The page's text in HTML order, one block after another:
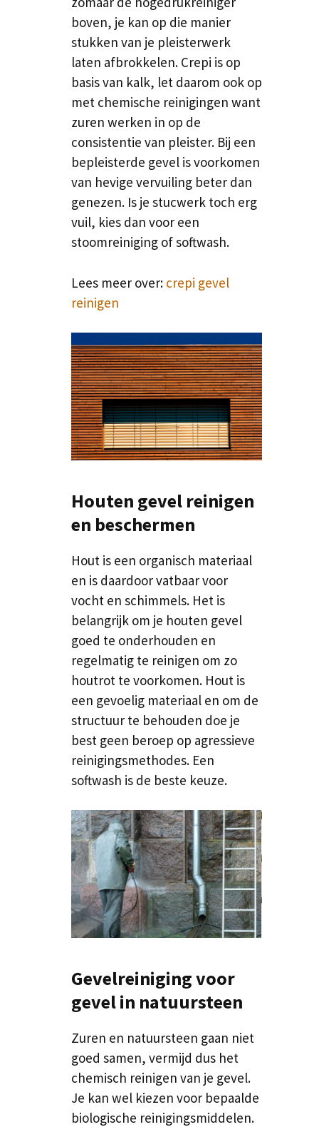
boven, je kan op die manier
stukken van je pleisterwerk
laten afbrokkelen. Crepi is op
basis van kalk, let daarom ook op
met chemische reinigingen want
zuren werken in op de
consistentie van pleister. Bij een
bepleisterde gevel is voorkomen
van hevige vervuiling beter dan
genezen. Is je stucwerk toch erg
vuil, kies dan voor een
stoomreiniging of softwash.
Lees meer over: crepi gevel
reinigen
Houten gevel reinigen
en beschermen
Hout is een organisch materiaal
en is daardoor vatbaar voor
vocht en schimmels. Het is
belangrijk om je houten gevel
goed te onderhouden en
regelmatig te reinigen om zo
houtrot te voorkomen. Hout is
een gevoelig materiaal en om de
structuur te behouden doe je
best geen beroep op agressieve
reinigingsmethodes. Een
softwash is de beste keuze.
Gevelreiniging voor
gevel in natuursteen
Zuren en natuursteen gaan niet
goed samen, vermijd dus het
chemisch reinigen van je gevel.
Je kan wel kiezen voor bepaalde
biologische reinigingsmiddelen.